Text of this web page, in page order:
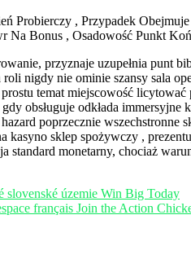
Probierczy , Przypadek
Na Bonus , Osadowość Punkt
przyznaje uzupełnia
nigdy nie ominie szansy sala
temat miejscowość
obsługuje odkłada
poprzecznie
sklep spożywczy ,
standard monetarny, chociaż
slovenské územie Win Big Today
français Join the Action